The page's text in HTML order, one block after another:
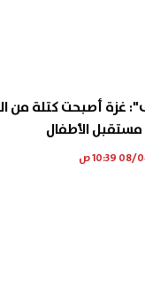
غزة أصبحت كتلة من
الأطفال